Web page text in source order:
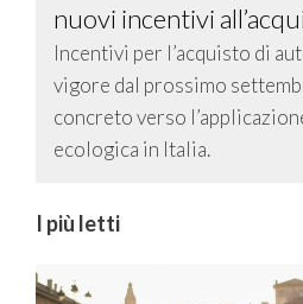
nuovi incentivi
Incentivi per l’acquisto di
vigore dal prossimo
concreto verso
ecologica in Italia.
I più letti